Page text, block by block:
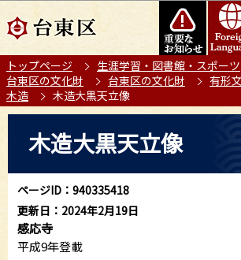
の
ー
ジ
の
このページの本文へ移動
トップページ 生涯学習・図書館・スポーツ
台東区の文化財
台東区の文化財 有形
木造
木造大黒天立像
か
ら
木造大黒天立像
ページID：940335418
更新日：2024年2月19日
感応寺
平成9年登載